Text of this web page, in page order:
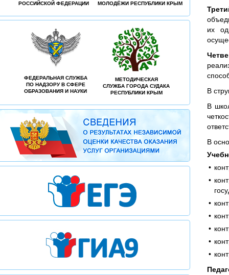
РОССИЙСКОЙ ФЕДЕРАЦИИ
МОЛОДЁЖИ РЕСПУБЛИКИ КРЫМ
ФЕДЕРАЛЬНАЯ СЛУЖБА
ПО НАДЗОРУ В СФЕРЕ
ОБРАЗОВАНИЯ И НАУКИ
МЕТОДИЧЕСКАЯ
СЛУЖБА ГОРОДА СУДАКА
РЕСПУБЛИКИ КРЫМ
их
В
В
В